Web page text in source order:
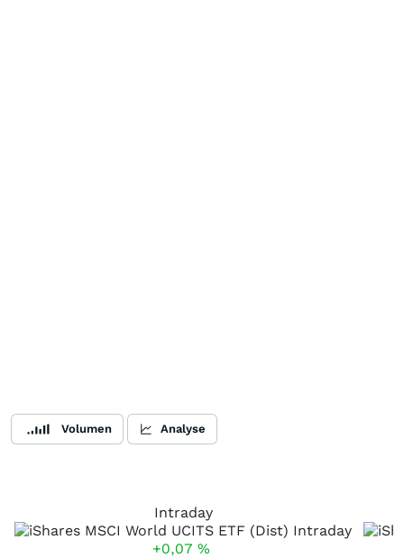
Volumen Analyse
Intraday
+0,07 %